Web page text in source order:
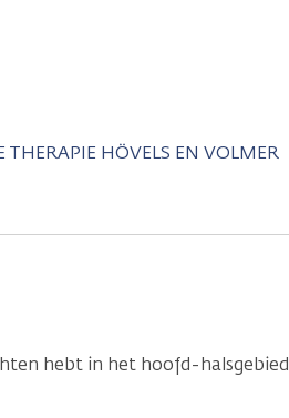
THERAPIE HÖVELS EN VOLMER
hebt in het hoofd-halsgebied